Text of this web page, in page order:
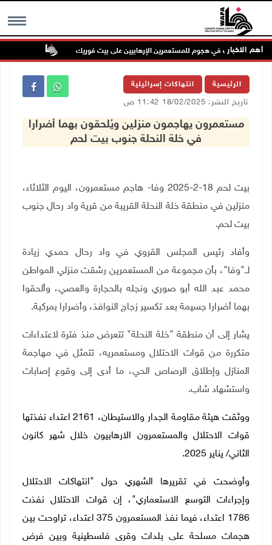
MENU أهم الاخبار
إصابتان في هجوم للمستعمرين الإرهابيين على بيت فوريك
الرئيسية انتهاكات إسرائيلية
تاريخ النشر: 18/02/2025 11:42 ص
مستعمرون يهاجمون منزلين ويُلحقون بهما أضرارا
في خلة النحلة جنوب بيت لحم
بيت لحم 18-2-2025 وفا- هاجم مستعمرون، اليوم الثلاثاء،
منزلين في منطقة خلة النحلة القريبة من قرية واد رحال جنوب
بيت لحم.
وأفاد رئيس المجلس القروي في واد رحال حمدي زيادة
لــ"وفا"، بأن مجموعة من المستعمرين رشقت منزلي المواطن
محمد عبد الله أبو صوري ونجله بالحجارة والعصي، وألحقوا
بهما أضرارا جسيمة بعد تكسير زجاج النوافذ، وأضرارا بمركبة.
يشار إلى أن منطقة "خلة النحلة" تتعرض منذ فترة لاعتداءات
متكررة من قوات الاحتلال ومستعمريه، تتمثل في مهاجمة
المنازل وإطلاق الرصاص الحي، ما أدى إلى وقوع إصابات
واستشهاد شاب.
ووثقت هيئة مقاومة الجدار والاستيطان، 2161 اعتداء نفذتها
قوات الاحتلال والمستعمرون الارهابيون خلال شهر كانون
الثاني/ يناير 2025.
وأوضحت في تقريرها الشهري حول "انتهاكات الاحتلال
وإجراءات التوسع الاستعماري"، إن قوات الاحتلال نفذت
1786 اعتداء، فيما نفذ المستعمرون 375 اعتداء، تراوحت بين
هجمات مسلحة على بلدات وقرى فلسطينية وبين فرض